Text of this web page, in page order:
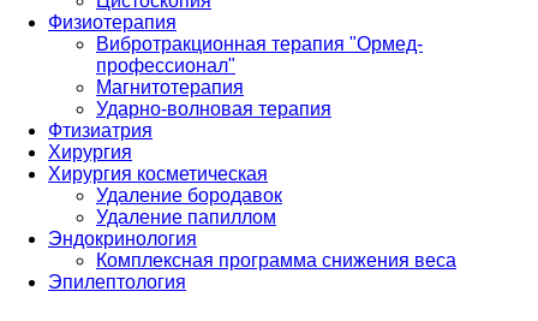
Физиотерапия
Вибротракционная терапия "Ормед-
профессионал"
Магнитотерапия
Ударно-волновая терапия
Фтизиатрия
Хирургия
Хирургия косметическая
Удаление бородавок
Удаление папиллом
Эндокринология
Комплексная программа снижения веса
Эпилептология